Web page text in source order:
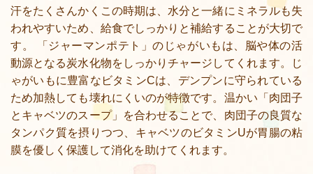
汗をたくさんかくこの時期は、水分と一緒にミネラルも失
われやすいため、給食でしっかりと補給することが大切で
す。 「ジャーマンポテト」のじゃがいもは、脳や体の活
動源となる炭水化物をしっかりチャージしてくれます。じ
ゃがいもに豊富なビタミンCは、デンプンに守られている
ため加熱しても壊れにくいのが特徴です。温かい「肉団子
とキャベツのスープ」を合わせることで、肉団子の良質な
タンパク質を摂りつつ、キャベツのビタミンUが胃腸の粘
膜を優しく保護して消化を助けてくれます。